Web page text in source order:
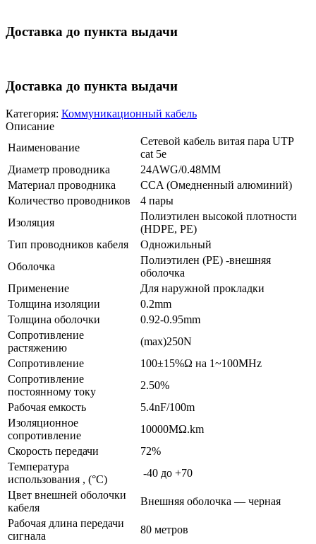
Доставка до пункта выдачи
Доставка до пункта выдачи
Категория: Коммуникационный кабель
Описание
Наименование
Сетевой кабель витая пара UTP
cat 5e
Диаметр проводника
24AWG/0.48MM
Материал проводника
CCA (Омедненный алюминий)
Количество проводников
4 пары
Изоляция
Полиэтилен высокой плотности
(HDPE, PE)
Тип проводников кабеля
Одножильный
Оболочка
Полиэтилен (PE) -внешняя
оболочка
Применение
Для наружной прокладки
Толщина изоляции
0.2mm
Толщина оболочки
0.92-0.95mm
Сопротивление
растяжению
(max)250N
Сопротивление
100±15%Ω на 1~100MHz
Сопротивление
постоянному току
2.50%
Рабочая емкость
5.4nF/100m
Изоляционное
сопротивление
10000MΩ.km
Скорость передачи
72%
Температура
использования , (°C)
-40 до +70
Цвет внешней оболочки
кабеля
Внешняя оболочка — черная
Рабочая длина передачи
сигнала
80 метров